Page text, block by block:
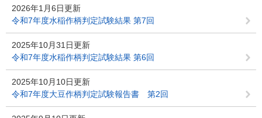
2026年1月6日更新
令和7年度水稲作柄判定試験結果 第7回
2025年10月31日更新
令和7年度水稲作柄判定試験結果 第6回
2025年10月10日更新
令和7年度大豆作柄判定試験報告書 第2回